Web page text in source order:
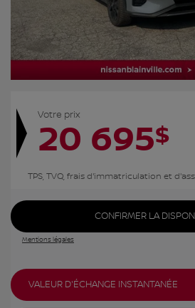
Votre prix
20 695$
TPS, TVQ, frais d'immatriculation et
CONFIRMER LA
Mentions légales
VALEUR D'ÉCHANGE INSTANTANÉE